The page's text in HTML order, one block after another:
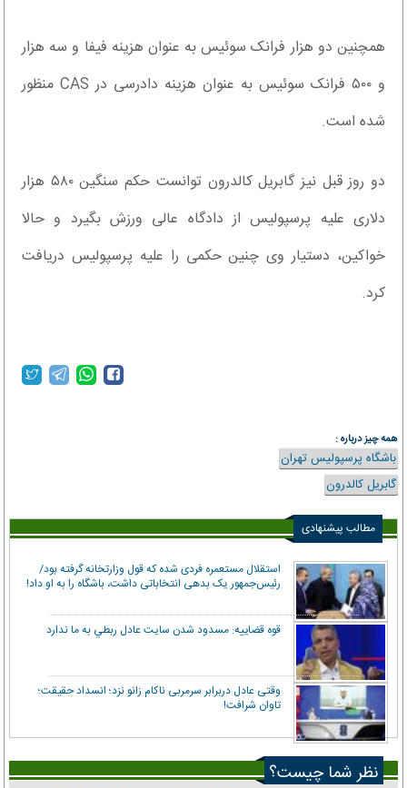
همچنین دو هزار فرانک سوئیس به عنوان هزینه فیفا و سه هزار
و ۵۰۰ فرانک سوئیس به عنوان هزینه دادرسی در CAS منظور
شده است.
دو روز قبل نیز گابریل کالدرون توانست حکم سنگین ۵۸۰ هزار
دلاری علیه پرسپولیس از دادگاه عالی ورزش بگیرد و حالا
خواکین، دستیار وی چنین حکمی را علیه پرسپولیس دریافت
کرد.
همه چیز درباره :
باشگاه پرسپولیس تهران
گابریل کالدرون
مطالب پیشنهادی
استقلال مستعمره فردی شده که قول وزارتخانه گرفته بود/
رئیس‌جمهور یک بدهی انتخاباتی داشت، باشگاه را به او داد!
قوه قضاييه: مسدود شدن سايت عادل ربطي به ما ندارد
وقتی عادل دربرابر سرمربی ناکام زانو نزد؛ انسداد حقیقت؛
تاوان شرافت!
نظر شما چیست؟